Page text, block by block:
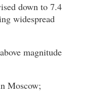
down to 7.4
widespread
magnitude
Moscow;